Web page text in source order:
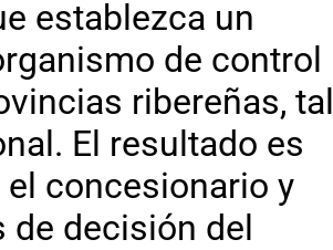
establezca un
de control
ribereñas, tal
El resultado es
concesionario y
de decisión del